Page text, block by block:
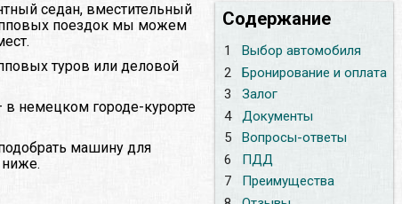
Содержание
1
Выбор автомобиля
2
Бронирование и оплата
3
Залог
4
Документы
5
Вопросы-ответы
6
ПДД
7
Преимущества
седан, вместительный
поездок мы можем
туров или деловой
немецком городе-курорте
машину для
ниже.